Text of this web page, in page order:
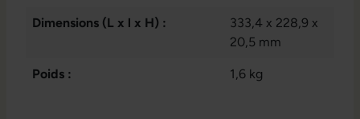
Dimensions (L x l x H) :
333,4 x 228,9 x
20,5 mm
Poids : 1,6 kg